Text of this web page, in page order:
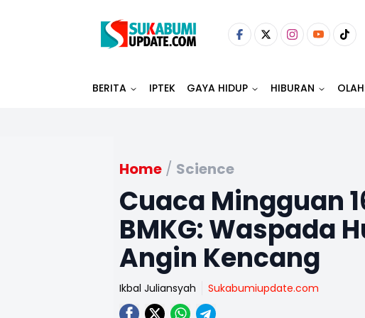
BERITA IPTEK GAYA HIDUP HIBURAN
Home / Science
Cuaca Mingguan
BMKG: Waspada
Angin Kencang
Ikbal Juliansyah Sukabumiupdate.com